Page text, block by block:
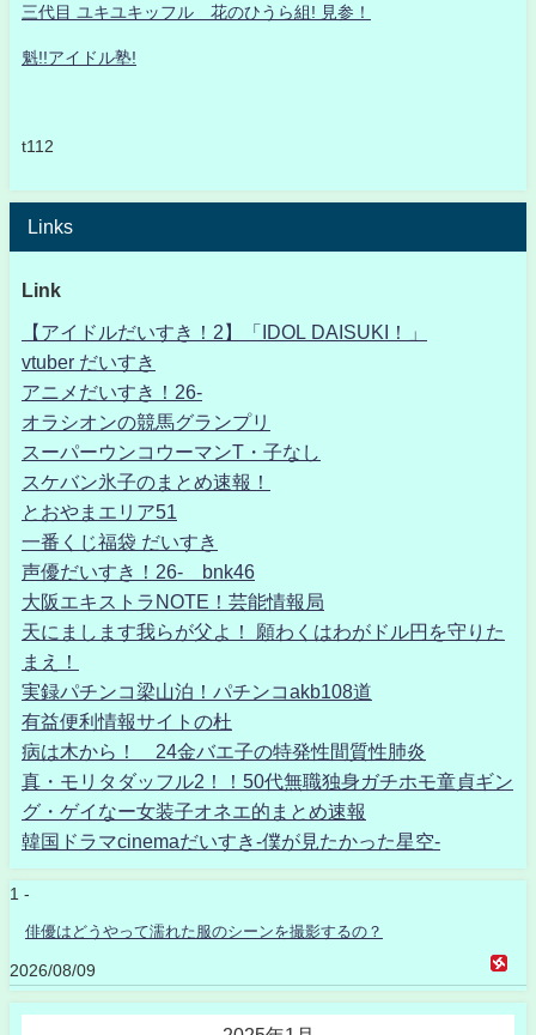
三代目 ユキユキッフル 花のひうら組! 見参！
魁!!アイドル塾!
t112
Links
Link
【アイドルだいすき！2】「IDOL DAISUKI！」
vtuber だいすき
アニメだいすき！26-
オラシオンの競馬グランプリ
スーパーウンコウーマンT・子なし
スケバン氷子のまとめ速報！
とおやまエリア51
一番くじ福袋 だいすき
声優だいすき！26- bnk46
大阪エキストラNOTE！芸能情報局
天にまします我らが父よ！ 願わくはわがドル円を守りた
まえ！
実録パチンコ梁山泊！パチンコakb108道
有益便利情報サイトの杜
病は木から！ 24金バエ子の特発性間質性肺炎
真・モリタダッフル2！！50代無職独身ガチホモ童貞ギン
グ・ゲイなー女装子オネエ的まとめ速報
韓国ドラマcinemaだいすき-僕が見たかった星空-
1 -
俳優はどうやって濡れた服のシーンを撮影するの？
2026/08/09